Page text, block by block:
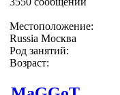
Местоположение:
Russia Москва
Род занятий:
Возраст: